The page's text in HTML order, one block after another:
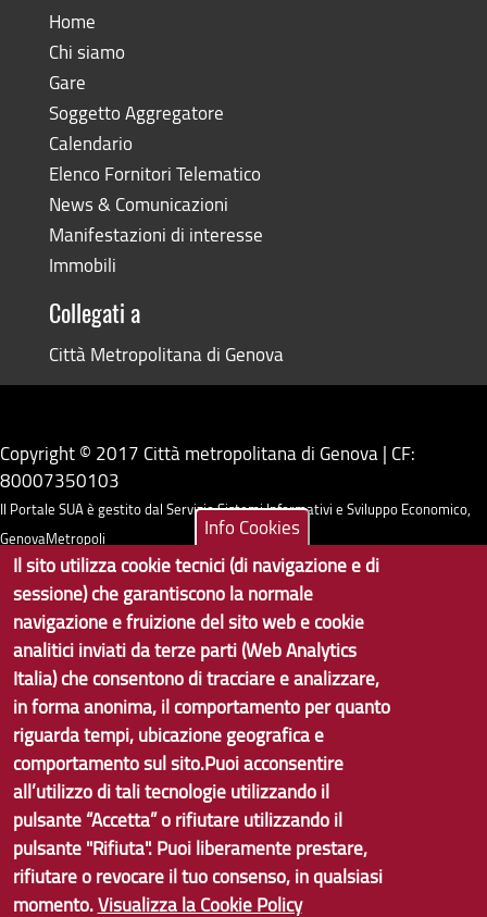
Home
Chi siamo
Gare
Soggetto Aggregatore
Calendario
Elenco Fornitori Telematico
News & Comunicazioni
Manifestazioni di interesse
Immobili
Collegati a
Città Metropolitana di Genova
Copyright © 2017 Città metropolitana di Genova | CF:
80007350103
Il Portale SUA è gestito dal Servizio Sistemi Informativi e Sviluppo Economico,
GenovaMetropoli
Tecnologie e Accessibilità
Contatti per il sito Web
Info Cookies
Il sito utilizza cookie tecnici (di navigazione e di
sessione) che garantiscono la normale
navigazione e fruizione del sito web e cookie
analitici inviati da terze parti (Web Analytics
Italia) che consentono di tracciare e analizzare,
in forma anonima, il comportamento per quanto
riguarda tempi, ubicazione geografica e
comportamento sul sito.Puoi acconsentire
all’utilizzo di tali tecnologie utilizzando il
pulsante “Accetta” o rifiutare utilizzando il
pulsante "Rifiuta". Puoi liberamente prestare,
rifiutare o revocare il tuo consenso, in qualsiasi
momento.Visualizza la Cookie Policy